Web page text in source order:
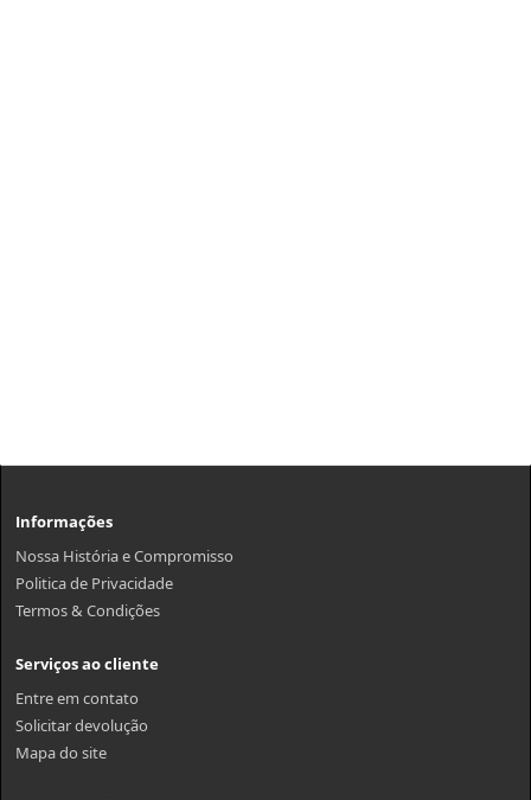
Informações
Nossa História e Compromisso
Politica de Privacidade
Termos & Condições
Serviços ao cliente
Entre em contato
Solicitar devolução
Mapa do site